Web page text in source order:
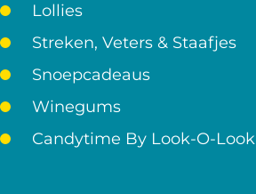
Lollies
Streken, Veters & Staafjes
Snoepcadeaus
Winegums
Candytime By Look-O-Look